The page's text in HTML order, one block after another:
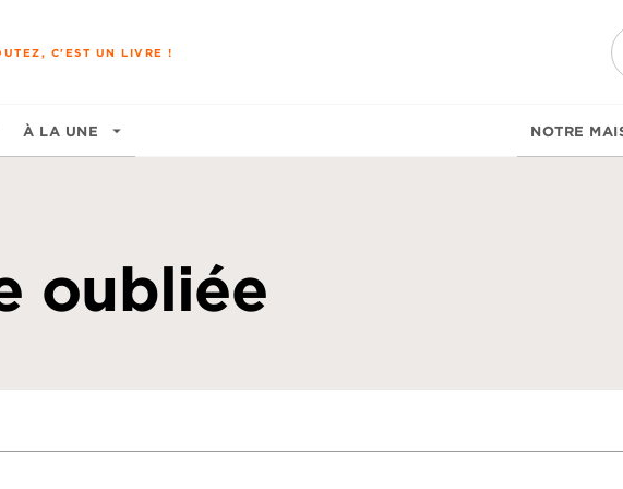
C'EST UN LIVRE !
À LA UNE arrow_drop_down NOTRE
oubliée